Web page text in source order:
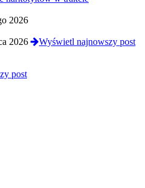
2026
2026
Wyświetl najnowszy post
post